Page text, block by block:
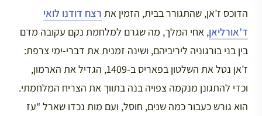
הדוכס ז’אן, שהתגורר בבית, הזמין את רצח דודנו לואי
ד’אורליאן, אחי המלך, מה שגרם למלחמת נקם עקובה מדם
בין בני בורגוניה ליריביהם, ושינה זמנית את דברי-ימי צרפת:
ז’אן נטל את השלטון בפאריס ב-1409, הגדיל את הארמון,
וכדי להתגונן מנקמה צפויה בנה בתווך את הצריח המלחמתי.
הוא גורש כעבור כמה שנים, חוסל, ועם מות נכדו שארל “עז